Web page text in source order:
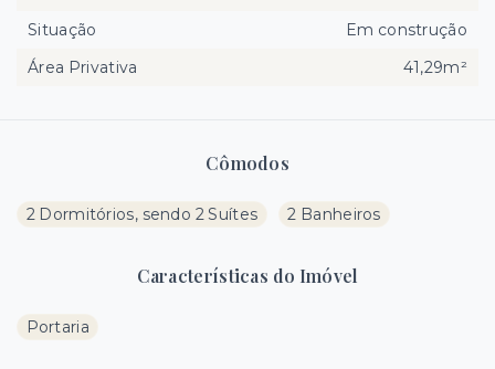
Cômodos
2 Dormitórios, sendo 2 Suítes 2 Banheiros
Características do Imóvel
Portaria
Situação
Em construção
Área Privativa
41,29m²